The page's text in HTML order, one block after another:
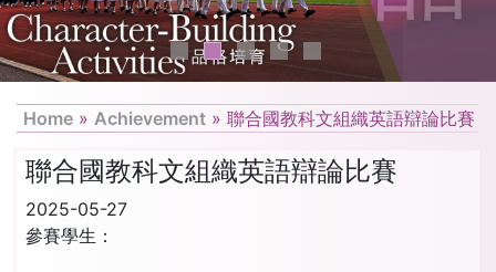
Home » Achievement » 聯合國教科文組織英語辯論比賽
聯合國教科文組織英語辯論比賽
2025-05-27
參賽學生：